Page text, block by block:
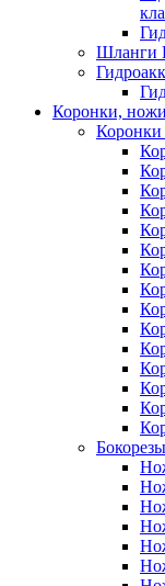
Шланги
Коронки,
Коронки